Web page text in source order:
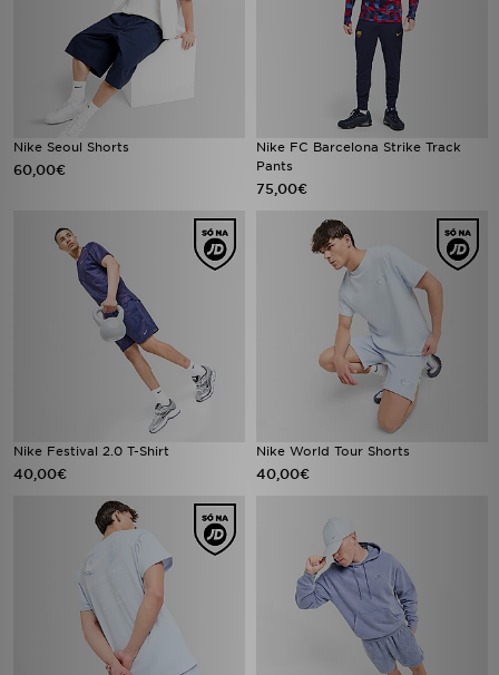
Nike Seoul Shorts
60,00€
Nike FC Barcelona Strike Track
Pants
75,00€
Nike Festival 2.0 T-Shirt
40,00€
Nike World Tour Shorts
40,00€